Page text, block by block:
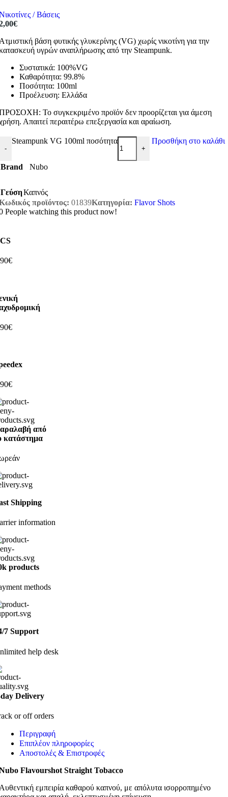
/ Βάσεις
€
βάση φυτικής γλυκερίνης (VG) χωρίς νικοτίνη για την
υγρών αναπλήρωσης από την Steampunk.
Συστατικά: 100%VG
Καθαρότητα: 99.8%
Ποσότητα: 100ml
Προέλευση: Ελλάδα
Το συγκεκριμένο προϊόν δεν προορίζεται για άμεση
Απαιτεί περαιτέρω επεξεργασία και αραίωση.
-
Steampunk VG 100ml ποσότητα
+
Προσθήκη στο καλάθι
Brand Nubo
ΓεύσηΚαπνός
προϊόντος: 01839Κατηγορία: Flavor Shots
People watching this product now!
από
κατάστημα
Shipping
information
products
methods
7 Support
help desk
Delivery
or off orders
Περιγραφή
Επιπλέον πληροφορίες
Αποστολές & Επιστροφές
Flavourshot Straight Tobacco
εμπειρία καθαρού καπνού, με απόλυτα ισορροπημένο